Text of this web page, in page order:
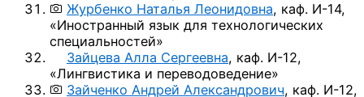
Журбенко Наталья Леонидовна, каф. И-14,
«Иностранный язык для технологических
специальностей»
Зайцева Алла Сергеевна, каф. И-12,
«Лингвистика и переводоведение»
Зайченко Андрей Александрович, каф. И-12,